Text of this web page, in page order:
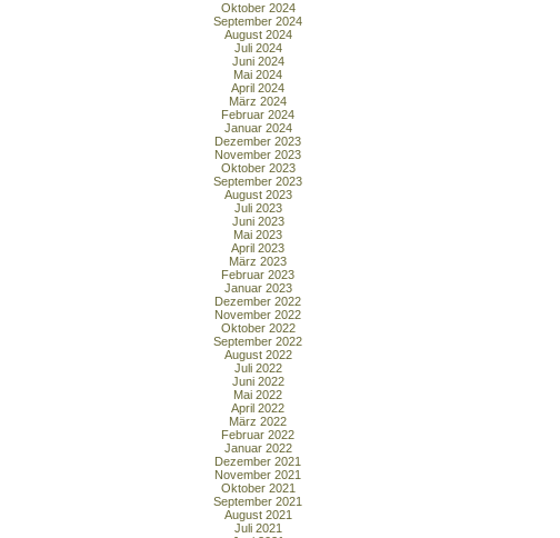
Oktober 2024
September 2024
August 2024
Juli 2024
Juni 2024
Mai 2024
April 2024
März 2024
Februar 2024
Januar 2024
Dezember 2023
November 2023
Oktober 2023
September 2023
August 2023
Juli 2023
Juni 2023
Mai 2023
April 2023
März 2023
Februar 2023
Januar 2023
Dezember 2022
November 2022
Oktober 2022
September 2022
August 2022
Juli 2022
Juni 2022
Mai 2022
April 2022
März 2022
Februar 2022
Januar 2022
Dezember 2021
November 2021
Oktober 2021
September 2021
August 2021
Juli 2021